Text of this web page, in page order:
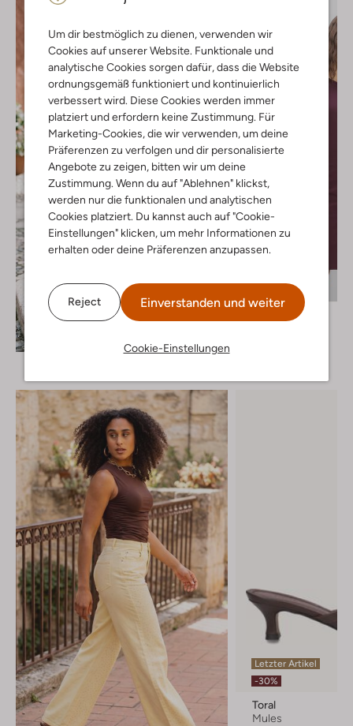
Um dir bestmöglich zu dienen, verwenden wir
Cookies auf unserer Website. Funktionale und
analytische Cookies sorgen dafür, dass die Website
ordnungsgemäß funktioniert und kontinuierlich
verbessert wird. Diese Cookies werden immer
platziert und erfordern keine Zustimmung. Für
Marketing-Cookies, die wir verwenden, um deine
Präferenzen zu verfolgen und dir personalisierte
Angebote zu zeigen, bitten wir um deine
Zustimmung. Wenn du auf "Ablehnen" klickst,
werden nur die funktionalen und analytischen
Cookies platziert. Du kannst auch auf "Cookie-
Einstellungen" klicken, um mehr Informationen zu
erhalten oder deine Präferenzen anzupassen.
Reject Einverstanden und weiter
Cookie-Einstellungen
Catwalk Junkie
Letzter Artikel
-30%
Toral
Mules